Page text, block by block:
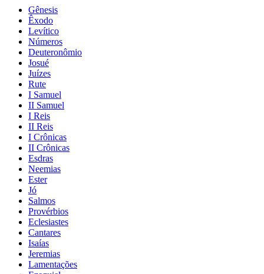
Gênesis
Êxodo
Levítico
Números
Deuteronômio
Josué
Juízes
Rute
I Samuel
II Samuel
I Reis
II Reis
I Crônicas
II Crônicas
Esdras
Neemias
Ester
Jó
Salmos
Provérbios
Eclesiastes
Cantares
Isaías
Jeremias
Lamentações